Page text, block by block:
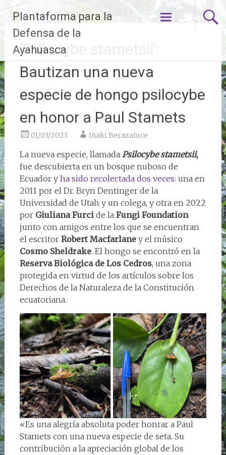
contenido
Plantaforma para la
Defensa de la
Ayahuasca
‘Psilocybe stametsii’:
Bautizan una nueva
especie de hongo psilocybe
en honor a Paul Stamets
01/03/2023 Iñaki Berazaluce
La nueva especie, llamada Psilocybe stametsii,
fue descubierta en un bosque nuboso de
Ecuador y ha sido recolectada dos veces: una en
2011 por el Dr. Bryn Dentinger de la
Universidad de Utah y un colega, y otra en 2022
porGiuliana Furci de laFungi Foundation
junto con amigos entre los que se encuentran
el escritor Robert Macfarlaney el músico
Cosmo Sheldrake. El hongo se encontró en la
Reserva Biológica de Los Cedros, una zona
protegida en virtud de los artículos sobre los
Derechos de la Naturaleza de la Constitución
ecuatoriana.
‍«Es una alegría absoluta poder honrar a Paul
Stamets con una nueva especie de seta. Su
contribución a la apreciación global de los